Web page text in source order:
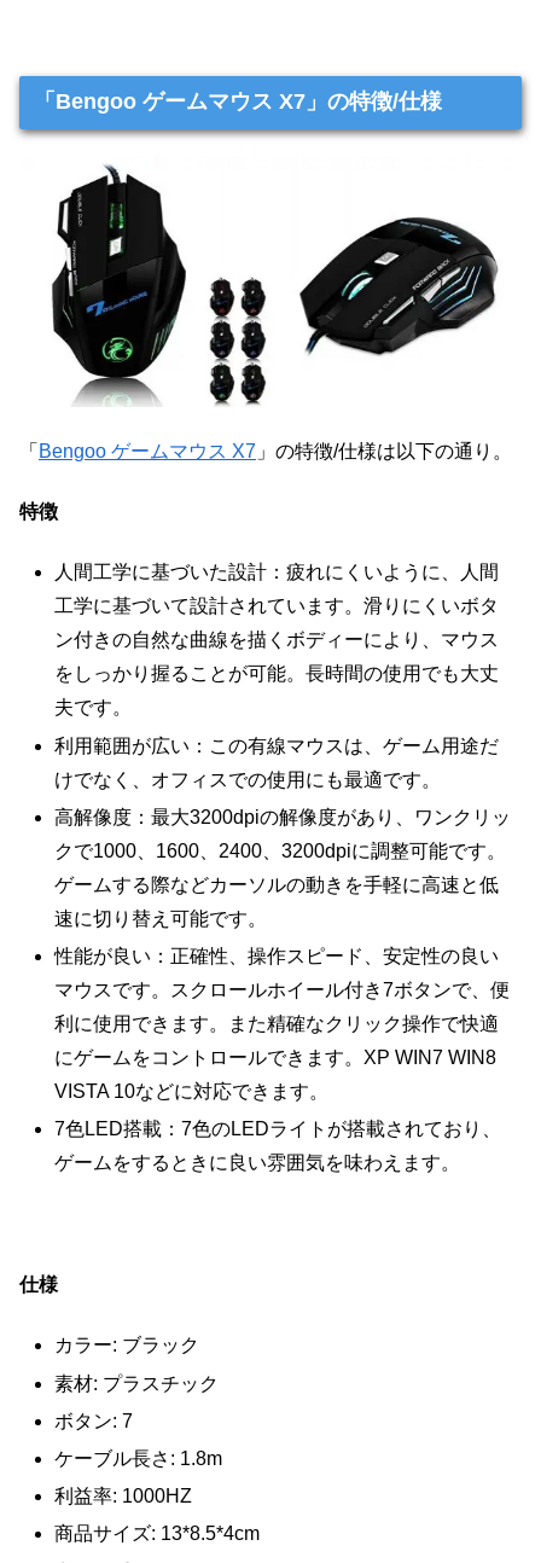
「Bengoo ゲームマウス X7」の特徴/仕様
「 Bengoo ゲームマウス X7 」の特徴/仕様は以下の通り。
特徴
人間工学に基づいた設計：疲れにくいように、人間
工学に基づいて設計されています。滑りにくいボタ
ン付きの自然な曲線を描くボディーにより、マウス
をしっかり握ることが可能。長時間の使用でも大丈
夫です。
利用範囲が広い：この有線マウスは、ゲーム用途だ
けでなく、オフィスでの使用にも最適です。
高解像度：最大3200dpiの解像度があり、ワンクリッ
クで1000、1600、2400、3200dpiに調整可能です。
ゲームする際などカーソルの動きを手軽に高速と低
速に切り替え可能です。
性能が良い：正確性、操作スピード、安定性の良い
マウスです。スクロールホイール付き7ボタンで、便
利に使用できます。また精確なクリック操作で快適
にゲームをコントロールできます。XP WIN7 WIN8
VISTA 10などに対応できます。
7色LED搭載：7色のLEDライトが搭載されており、
ゲームをするときに良い雰囲気を味わえます。
仕様
カラー: ブラック
素材: プラスチック
ボタン: 7
ケーブル長さ: 1.8m
利益率: 1000HZ
商品サイズ: 13*8.5*4cm